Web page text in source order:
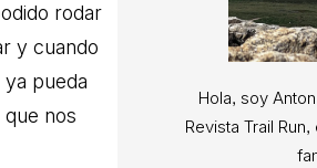
rodar
y cuando
pueda
nos
Hola, soy
Revista Trail